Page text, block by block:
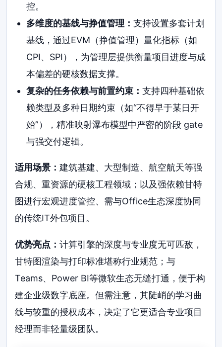
控。
多维度的基线与挣值管理： 支持设置多套计划
基线，通过EVM（挣值管理）量化指标（如
CPI、SPI），为管理层提供衡量项目进度与成
本偏差的硬核数据支撑。
复杂的任务依赖与前置约束： 支持四种基础依
赖类型及多种日期约束（如“不得早于某日开
始”），精准映射瀑布模型中严密的阶段 gate
与强交付逻辑。
适用场景：建筑基建、大型制造、航空航天等强
合规、重资源的硬核工程领域；以及强依赖甘特
图进行宏观进度管控、需与Office生态深度协同
的传统IT外包项目。
优势亮点：计算引擎的深度与专业度无可匹敌，
甘特图渲染与打印标准堪称行业规范；与
Teams、Power BI等微软生态无缝打通，便于构
建企业级数字底座。但需注意，其陡峭的学习曲
线与较重的授权成本，决定了它更适合专业项目
经理而非轻量级团队。